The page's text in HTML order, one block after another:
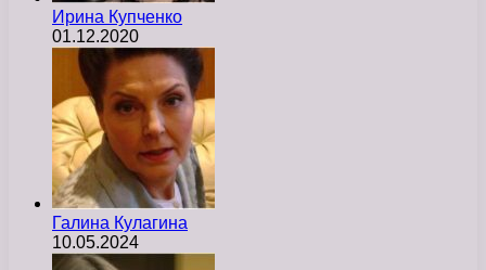
Ирина Купченко
01.12.2020
Галина Кулагина
10.05.2024